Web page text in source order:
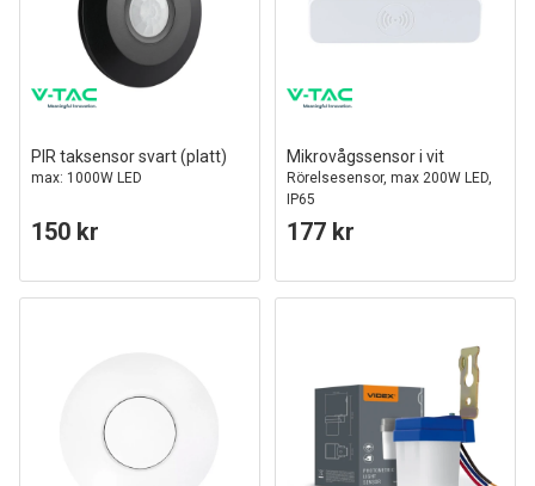
PIR taksensor svart (platt)
max: 1000W LED
150 kr
Mikrovågssensor i vit
Rörelsesensor, max 200W LED,
IP65
177 kr